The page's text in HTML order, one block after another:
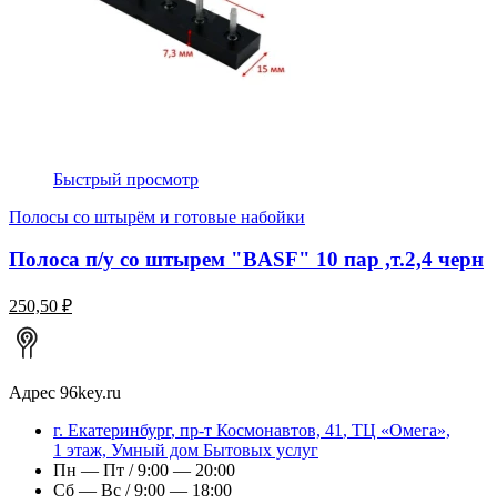
Быстрый просмотр
Полосы со штырём и готовые набойки
Полоса п/у со штырем "BASF" 10 пар ,т.2,4 черн
250,50 ₽
Адрес 96key.ru
г. Екатеринбург, пр-т Космонавтов, 41 , ТЦ «Омега»,
1 этаж, Умный дом Бытовых услуг
Пн — Пт / 9:00 — 20:00
Сб — Вс / 9:00 — 18:00